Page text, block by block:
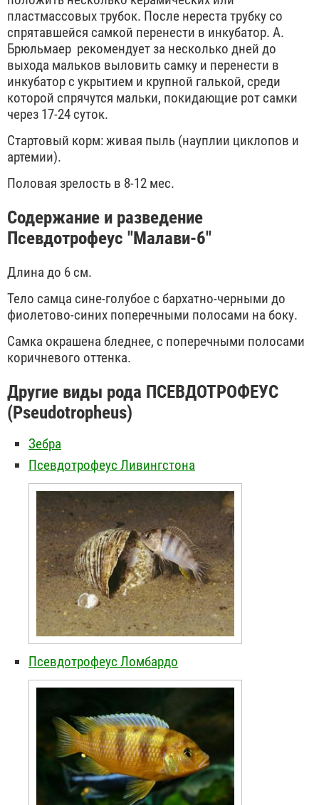
пластмассовых трубок. После нереста трубку со
спрятавшейся самкой перенести в инкубатор. А.
Брюльмаер рекомендует за несколько дней до
выхода мальков выловить самку и перенести в
инкубатор с укрытием и крупной галькой, среди
которой спрячутся мальки, покидающие рот самки
через 17-24 суток.
Стартовый корм: живая пыль (науплии циклопов и
артемии).
Половая зрелость в 8-12 мес.
Содержание и разведение
Псевдотрофеус "Малави-6"
Длина до 6 см.
Тело самца сине-голубое с бархатно-черными до
фиолетово-синих поперечными полосами на боку.
Самка окрашена бледнее, с поперечными полосами
коричневого оттенка.
Другие виды рода ПСЕВДОТРОФЕУС
(Pseudotropheus)
Зебра
Псевдотрофеус Ливингстона
Псевдотрофеус Ломбардо